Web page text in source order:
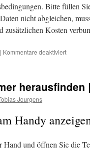
Bitte füllen
nicht abgleichen,
zusätzlichen Kosten
| Kommentare deaktiviertfür
DSGVO
Phishing-
Jourgens
Handy
Hand und öffnen Sie die